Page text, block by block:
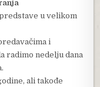
u velikom
i
radimo nedelju dana
ali takođe